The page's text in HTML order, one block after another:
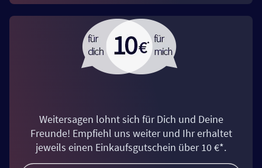
Weitersagen lohnt sich für Dich und Deine
Freunde! Empfiehl uns weiter und Ihr erhaltet
jeweils einen Einkaufsgutschein über 10 €*.